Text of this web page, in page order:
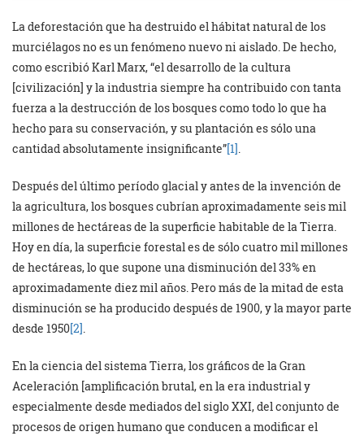
La deforestación que ha destruido el hábitat natural de los
murciélagos no es un fenómeno nuevo ni aislado. De hecho,
como escribió Karl Marx, “el desarrollo de la cultura
[civilización] y la industria siempre ha contribuido con tanta
fuerza a la destrucción de los bosques como todo lo que ha
hecho para su conservación, y su plantación es sólo una
cantidad absolutamente insignificante”[1].
Después del último período glacial y antes de la invención de
la agricultura, los bosques cubrían aproximadamente seis mil
millones de hectáreas de la superficie habitable de la Tierra.
Hoy en día, la superficie forestal es de sólo cuatro mil millones
de hectáreas, lo que supone una disminución del 33% en
aproximadamente diez mil años. Pero más de la mitad de esta
disminución se ha producido después de 1900, y la mayor parte
desde 1950[2].
En la ciencia del sistema Tierra, los gráficos de la Gran
Aceleración [amplificación brutal, en la era industrial y
especialmente desde mediados del siglo XXI, del conjunto de
procesos de origen humano que conducen a modificar el